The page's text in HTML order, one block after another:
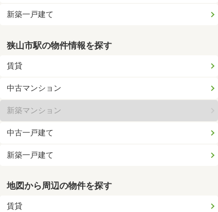
新築一戸建て
狭山市駅の物件情報を探す
賃貸
中古マンション
新築マンション
中古一戸建て
新築一戸建て
地図から周辺の物件を探す
賃貸